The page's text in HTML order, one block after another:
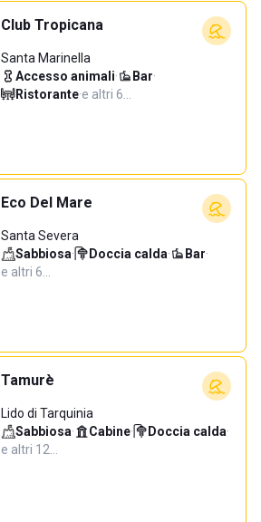
Club Tropicana
Santa Marinella
Accesso animali· Bar·
Ristorante·e altri 6…
Eco Del Mare
Santa Severa
Sabbiosa· Doccia calda· Bar·
e altri 6…
Tamurè
Lido di Tarquinia
Sabbiosa· Cabine· Doccia calda·
e altri 12…